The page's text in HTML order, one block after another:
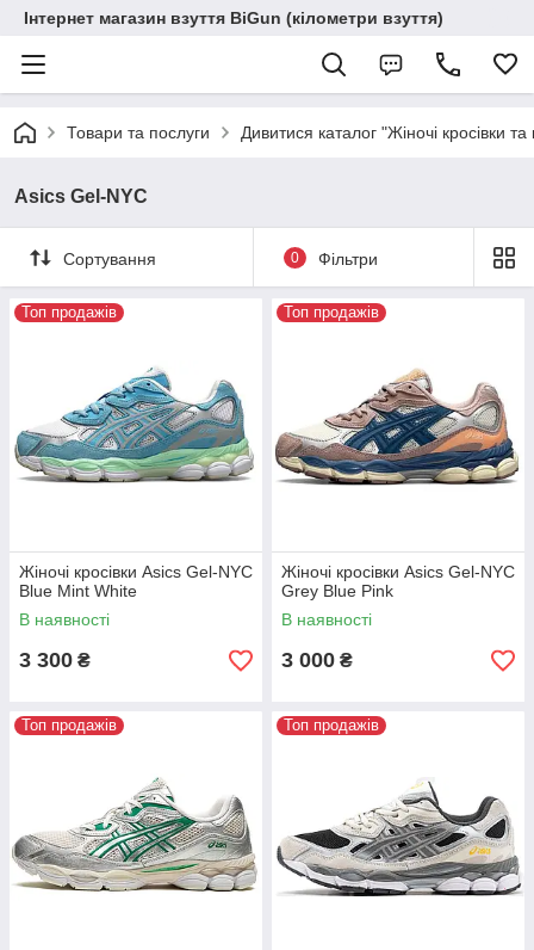
Інтернет магазин взуття BiGun (кілометри взуття)
Товари та послуги Дивитися каталог "Жіночі кросівки та
Asics Gel-NYC
Сортування 0 Фільтри
Топ продажів
Жіночі кросівки Asics Gel-NYC
Blue Mint White
В наявності
3 300 ₴
Топ продажів
Жіночі кросівки Asics Gel-NYC
Grey Blue Pink
В наявності
3 000 ₴
Топ продажів Топ продажів